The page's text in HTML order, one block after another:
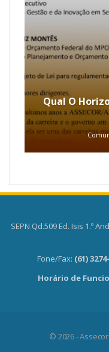
Qual O
SEPN Qd.509 Ed. Isis 1.º
Fone/Fax: (61)
Horário de
© 2026 -